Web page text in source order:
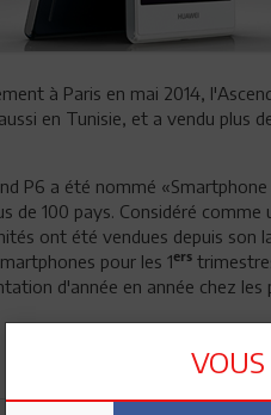
à Paris en mai 2014,
en Tunisie, et a vendu plus
P6 a été nommé
de 100 pays. Considéré
ont été vendues depuis son
pour les 1ers
d'année en année chez les